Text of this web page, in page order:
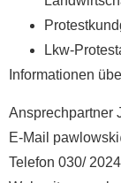
Lkw-
Informationen
Ansprechpartner
E-Mail
Telefon 030/